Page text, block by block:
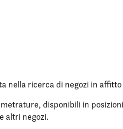
nella ricerca di negozi in affitto
disponibili in
altri negozi.